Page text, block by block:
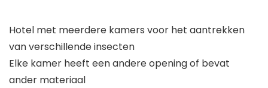
Hotel met meerdere kamers voor het aantrekken
van verschillende insecten
Elke kamer heeft een andere opening of bevat
ander materiaal